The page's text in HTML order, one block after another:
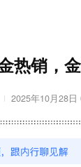
热销，
2025年10月28日